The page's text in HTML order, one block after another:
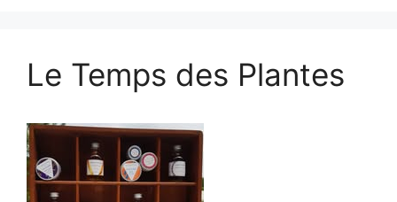
Le Temps des Plantes